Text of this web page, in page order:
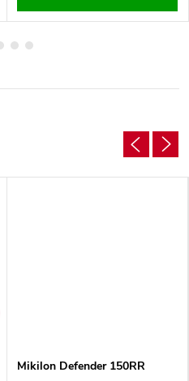
Mikilon Defender 150RR